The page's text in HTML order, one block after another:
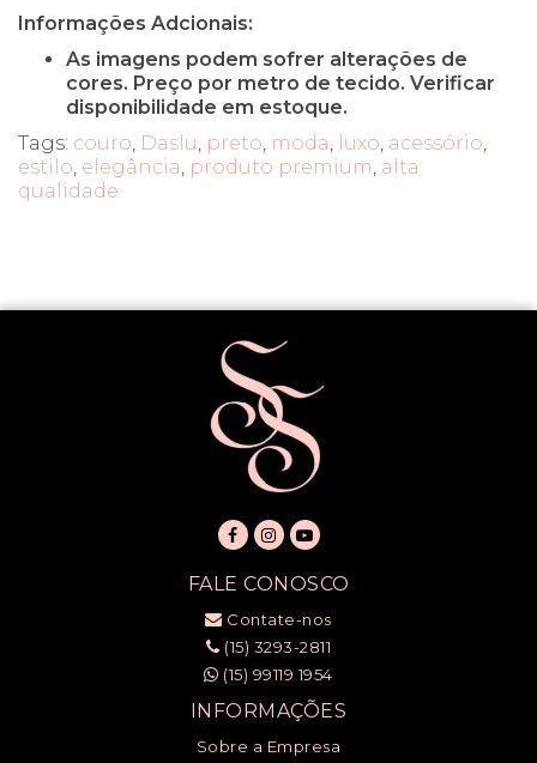
Informações Adcionais:
As imagens podem sofrer alterações de
cores. Preço por metro de tecido. Verificar
disponibilidade em estoque.
Tags: couro, Daslu, preto, moda, luxo, acessório,
estilo, elegância, produto premium, alta
qualidade
FALE CONOSCO
Contate-nos
(15) 3293-2811
(15) 99119 1954
INFORMAÇÕES
Sobre a Empresa